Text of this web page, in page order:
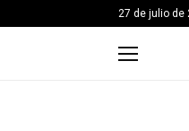
27 de julio de